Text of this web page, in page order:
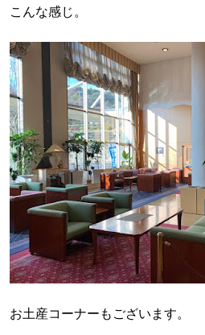
こんな感じ。
お土産コーナーもございます。